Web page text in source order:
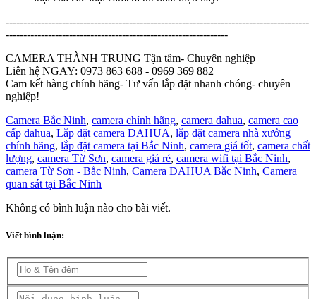
--------------------------------------------------------------------------------------
---------------------------------------------------------------
CAMERA THÀNH TRUNG Tận tâm- Chuyên nghiệp
Liên hệ NGAY: 0973 863 688 - 0969 369 882
Cam kết hàng chính hãng- Tư vấn lắp đặt nhanh chóng- chuyên
nghiệp!
Camera Bắc Ninh, camera chính hãng, camera dahua, camera cao
cấp dahua, Lắp đặt camera DAHUA, lắp đặt camera nhà xưởng
chính hãng, lắp đặt camera tại Bắc Ninh, camera giá tốt, camera chất
lượng, camera Từ Sơn, camera giá rẻ, camera wifi tại Bắc Ninh,
camera Từ Sơn - Bắc Ninh, Camera DAHUA Bắc Ninh, Camera
quan sát tại Bắc Ninh
Không có bình luận nào cho bài viết.
Viết bình luận: